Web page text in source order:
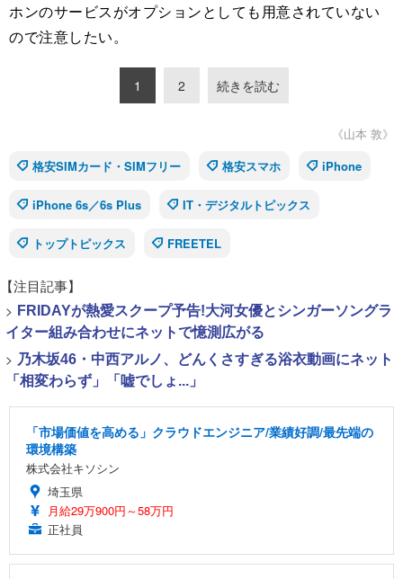
ホンのサービスがオプションとしても用意されていない
ので注意したい。
1 2 続きを読む
《山本 敦》
格安SIMカード・SIMフリー
格安スマホ iPhone
iPhone 6s／6s Plus IT・デジタルトピックス
トップトピックス FREETEL
【注目記事】
> FRIDAYが熱愛スクープ予告!大河女優とシンガーソングラ
イター組み合わせにネットで憶測広がる
> 乃木坂46・中西アルノ、どんくさすぎる浴衣動画にネット
「相変わらず」「嘘でしょ...」
「市場価値を高める」クラウドエンジニア/業績好調/最先端の
環境構築
株式会社キソシン
埼玉県
月給29万900円～58万円
正社員